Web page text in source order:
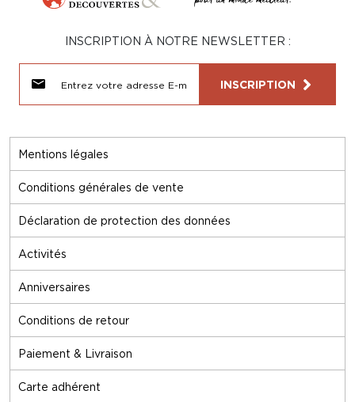
Mentions légales
Conditions générales de vente
Déclaration de protection des données
Activités
Anniversaires
Conditions de retour
Paiement & Livraison
Carte adhérent
INSCRIPTION À NOTRE NEWSLETTER :
INSCRIPTION